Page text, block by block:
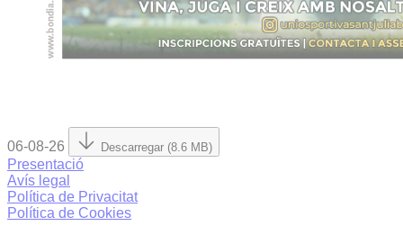
06-08-26 Descarregar (8.6 MB)
Presentació
Avís legal
Política de Privacitat
Política de Cookies